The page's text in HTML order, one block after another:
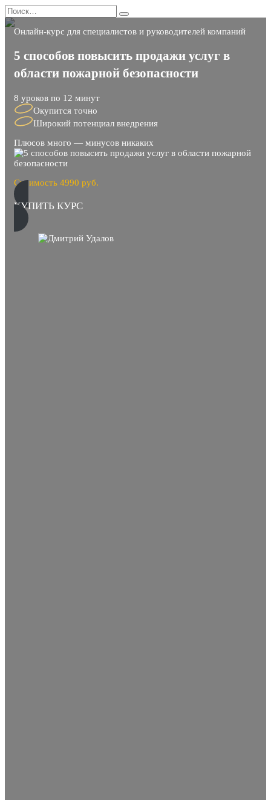
Перейти
к
содержанию
Search
for:
Онлайн-курс для специалистов и руководителей компаний
5 способов повысить продажи услуг в
области пожарной безопасности
8 уроков по 12 минут
Окупится точно
Широкий потенциал внедрения
Плюсов много — минусов никаких
Стоимость 4990 руб.
КУПИТЬ КУРС